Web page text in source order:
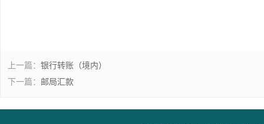
上一篇： 银行转账（境内）
下一篇： 邮局汇款